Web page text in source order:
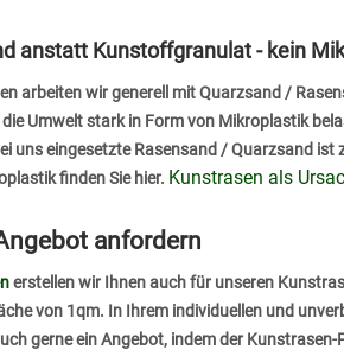
anstatt Kunstoffgranulat - kein
arbeiten wir generell mit Quarzsand /
Umwelt stark in Form von Mikroplastik
uns eingesetzte Rasensand / Quarzsand
finden Sie hier. Kunstrasen als
anfordern
erstellen wir Ihnen auch für unseren
von 1qm. In Ihrem individuellen und
gerne ein Angebot, indem der